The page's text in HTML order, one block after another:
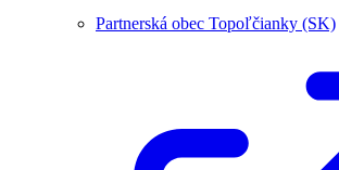
Partnerská obec Topoľčianky (SK)